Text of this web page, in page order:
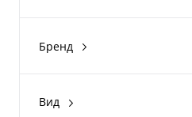
Бренд
Вид